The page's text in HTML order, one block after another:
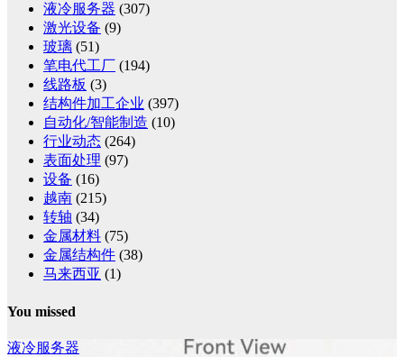
液冷服务器 (307)
激光设备 (9)
玻璃 (51)
笔电代工厂
(194)
线路板 (3)
结构件加工企业 (397)
自动化/智能制造 (10)
行业动态 (264)
表面处理 (97)
设备 (16)
越南 (215)
转轴 (34)
金属材料 (75)
金属结构件 (38)
马来西亚 (1)
You missed
液冷服务器